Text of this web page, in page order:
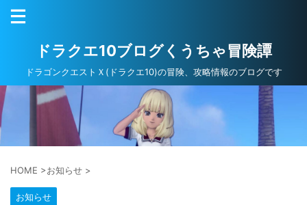
ドラクエ10ブログくうちゃ冒険譚
ドラゴンクエストＸ(ドラクエ10)の冒険、攻略情報のブログです
HOME >お知らせ >
お知らせ